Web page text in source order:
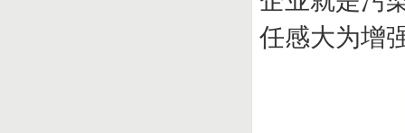
任感大为增